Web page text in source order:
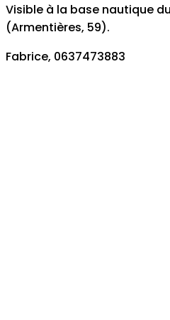
Visible à la base nautique
(Armentières, 59).
Fabrice, 0637473883